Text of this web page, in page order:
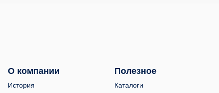
О компании
История
Полезное
Каталоги